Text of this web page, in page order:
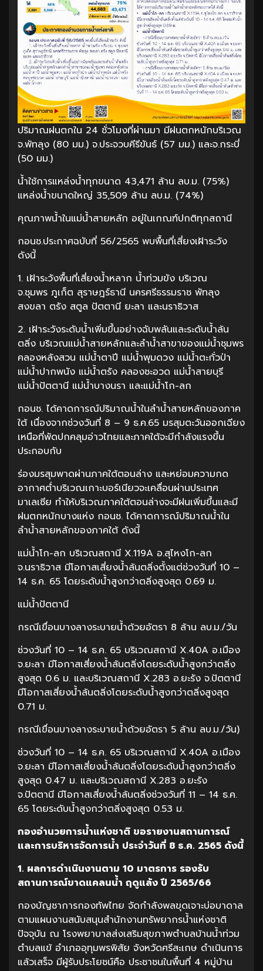
ปริมาณฝนตกใน 24 ชั่วโมงที่ผ่านมา มีฝนตกหนักบริเวณ
จ.พัทลุง (80 มม.) จ.ประจวบคีรีขันธ์ (57 มม.) และจ.กระบี่
(50 มม.)
น้ำใช้การแหล่งน้ำทุกขนาด 43,471 ล้าน ลบ.ม. (75%)
แหล่งน้ำขนาดใหญ่ 35,509 ล้าน ลบ.ม. (74%)
คุณภาพน้ำในแม่น้ำสายหลัก อยู่ในเกณฑ์ปกติทุกสถานี
กอนช.ประกาศฉบับที่ 56/2565 พบพื้นที่เสี่ยงเฝ้าระวัง
ดังนี้
1. เฝ้าระวังพื้นที่เสี่ยงน้ำหลาก น้ำท่วมขัง บริเวณ
จ.ชุมพร ภูเก็ต สุราษฎร์ธานี นครศรีธรรมราช พัทลุง
สงขลา ตรัง สตูล ปัตตานี ยะลา และนราธิวาส
2. เฝ้าระวังระดับน้ำเพิ่มขึ้นอย่างฉับพลันและระดับน้ำล้น
ตลิ่ง บริเวณแม่น้ำสายหลักและลำน้ำสาขาของแม่น้ำชุมพร
คลองหลังสวน แม่น้ำตาปี แม่น้ำพุมดวง แม่น้ำตะกั่วป่า
แม่น้ำปากพนัง แม่น้ำตรัง คลองชะอวด แม่น้ำสายบุรี
แม่น้ำปัตตานี แม่น้ำบางนรา และแม่น้ำโก-ลก
กอนช. ได้คาดการณ์ปริมาณน้ำในลำน้ำสายหลักของภาค
ใต้ เนื่องจากช่วงวันที่ 8 – 9 ธ.ค.65 มรสุมตะวันออกเฉียง
เหนือที่พัดปกคลุมอ่าวไทยและภาคใต้จะมีกำลังแรงขึ้น
ประกอบกับ
ร่องมรสุมพาดผ่านภาคใต้ตอนล่าง และหย่อมความกด
อากาศต่ำบริเวณเกาะบอร์เนียวจะเคลื่อนผ่านประเทศ
มาเลเซีย ทำให้บริเวณภาคใต้ตอนล่างจะมีฝนเพิ่มขึ้นและมี
ฝนตกหนักบางแห่ง กอนช. ได้คาดการณ์ปริมาณน้ำใน
ลำน้ำสายหลักของภาคใต้ ดังนี้
แม่น้ำโก-ลก บริเวณสถานี X.119A อ.สุไหงโก-ลก
จ.นราธิวาส มีโอกาสเสี่ยงน้ำล้นตลิ่งตั้งแต่ช่วงวันที่ 10 –
14 ธ.ค. 65 โดยระดับน้ำสูงกว่าตลิ่งสูงสุด 0.69 ม.
แม่น้ำปัตตานี
กรณีเขื่อนบางลางระบายน้ำด้วยอัตรา 8 ล้าน ลบ.ม./วัน
ช่วงวันที่ 10 – 14 ธ.ค. 65 บริเวณสถานี X.40A อ.เมือง
จ.ยะลา มีโอกาสเสี่ยงน้ำล้นตลิ่งโดยระดับน้ำสูงกว่าตลิ่ง
สูงสุด 0.6 ม. และบริเวณสถานี X.283 อ.ยะรัง จ.ปัตตานี
มีโอกาสเสี่ยงน้ำล้นตลิ่งโดยระดับน้ำสูงกว่าตลิ่งสูงสุด
0.71 ม.
กรณีเขื่อนบางลางระบายน้ำด้วยอัตรา 5 ล้าน ลบ.ม./วัน)
ช่วงวันที่ 10 – 14 ธ.ค. 65 บริเวณสถานี X.40A อ.เมือง
จ.ยะลา มีโอกาสเสี่ยงน้ำล้นตลิ่งโดยระดับน้ำสูงกว่าตลิ่ง
สูงสุด 0.47 ม. และบริเวณสถานี X.283 อ.ยะรัง
จ.ปัตตานี มีโอกาสเสี่ยงน้ำล้นตลิ่งช่วงวันที่ 11 – 14 ธ.ค.
65 โดยระดับน้ำสูงกว่าตลิ่งสูงสุด 0.53 ม.
กองอำนวยการน้ำแห่งชาติ ขอรายงานสถานการณ์
และการบริหารจัดการน้ำ ประจำวันที่ 8 ธ.ค. 2565 ดังนี้
1. ผลการดำเนินงานตาม 10 มาตรการ รองรับ
สถานการณ์ขาดแคลนน้ำ ฤดูแล้ง ปี 2565/66
กองบัญชาการกองทัพไทย จัดกำลังพลขุดเจาะบ่อบาดาล
ตามแผนงานสนับสนุนสำนักงานทรัพยากรน้ำแห่งชาติ
ปัจจุบัน ณ โรงพยาบาลส่งเสริมสุขภาพตำบลบ้านน้ำท่วม
ตำบลแข้ อำเภออุทุมพรพิสัย จังหวัดศรีสะเกษ ดำเนินการ
แล้วเสร็จ มีผู้รับประโยชน์คือ ประชาชนในพื้นที่ 4 หมู่บ้าน